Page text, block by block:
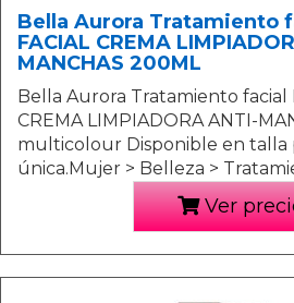
Bella Aurora Tratamiento
FACIAL CREMA
MANCHAS 200ML
Bella Aurora Tratamiento facial
CREMA LIMPIADORA ANTI-
multicolour Disponible en talla
única.Mujer > Belleza >
Ver